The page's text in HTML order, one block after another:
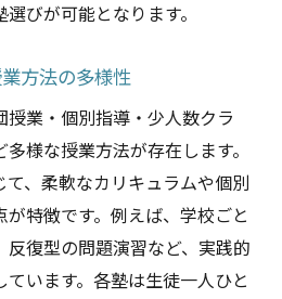
びが可能となります。
方法の多様性
業・個別指導・少人数クラ
様な授業方法が存在します。
、柔軟なカリキュラムや個別
特徴です。例えば、学校ごと
復型の問題演習など、実践的
います。各塾は生徒一人ひと